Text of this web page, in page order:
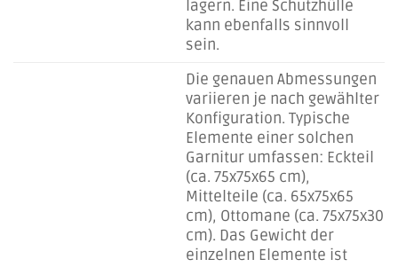
lagern. Eine Schutzhülle
kann ebenfalls sinnvoll
sein.
Die genauen Abmessungen
variieren je nach gewählter
Konfiguration. Typische
Elemente einer solchen
Garnitur umfassen: Eckteil
(ca. 75x75x65 cm),
Mittelteile (ca. 65x75x65
cm), Ottomane (ca. 75x75x30
cm). Das Gewicht der
einzelnen Elemente ist